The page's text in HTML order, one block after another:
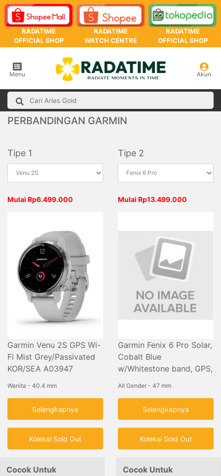
RADATIME
OFFICIAL SHOP
RADATIME
WATCH CENTRE
RADATIME
OFFICIAL SHOP
Menu Akun
PERBANDINGAN GARMIN
Tipe 1 Tipe 2
Mulai Rp6.499.000
Garmin Venu 2S GPS Wi-
Fi Mist Grey/Passivated
KOR/SEA A03947
Wanita - 40.4 mm
Selengkapnya
Koleksi Sold Out
Mulai Rp13.499.000
Garmin Fenix 6 Pro Solar,
Cobalt Blue
w/Whitestone band, GPS,
All Gender - 47 mm
Selengkapnya
Koleksi Sold Out
Cocok Untuk
Cocok Untuk